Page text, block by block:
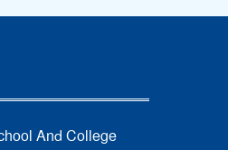
And College